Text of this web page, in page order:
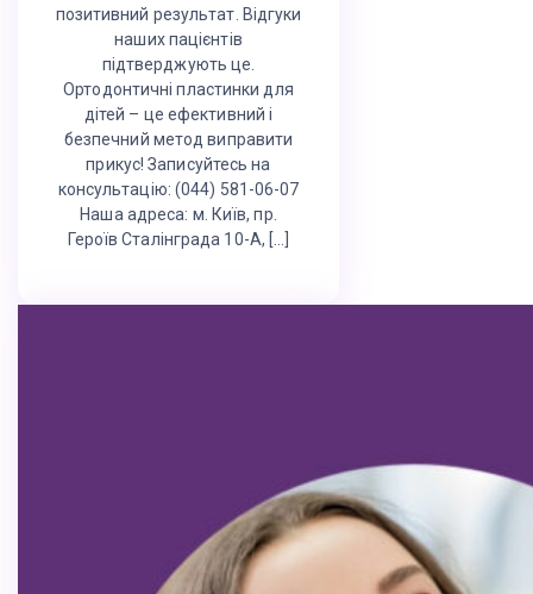
позитивний результат. Відгуки
наших пацієнтів
підтверджують це.
Ортодонтичні пластинки для
дітей – це ефективний і
безпечний метод виправити
прикус! Записуйтесь на
консультацію: (044) 581-06-07
Наша адреса: м. Київ, пр.
Героїв Сталінграда 10-А, […]